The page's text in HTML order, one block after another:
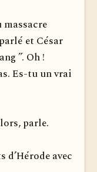
massacre
et César
”. Oh !
Es-tu un vrai
parle.
d’Hérode avec